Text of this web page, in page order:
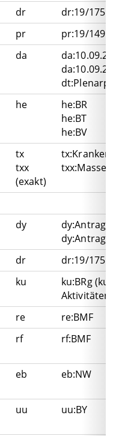
dr
dr:19/175
pr
pr:19/149
da
he
he:BR
he:BT
he:BV
tx
txx
(exakt)
txx:Masse
dy
dy:Antrag
dy:Antrag
dr
dr:19/175
ku
ku:BRg
Aktivitäten)
re
re:BMF
rf rf:BMF
eb eb:NW
uu uu:BY